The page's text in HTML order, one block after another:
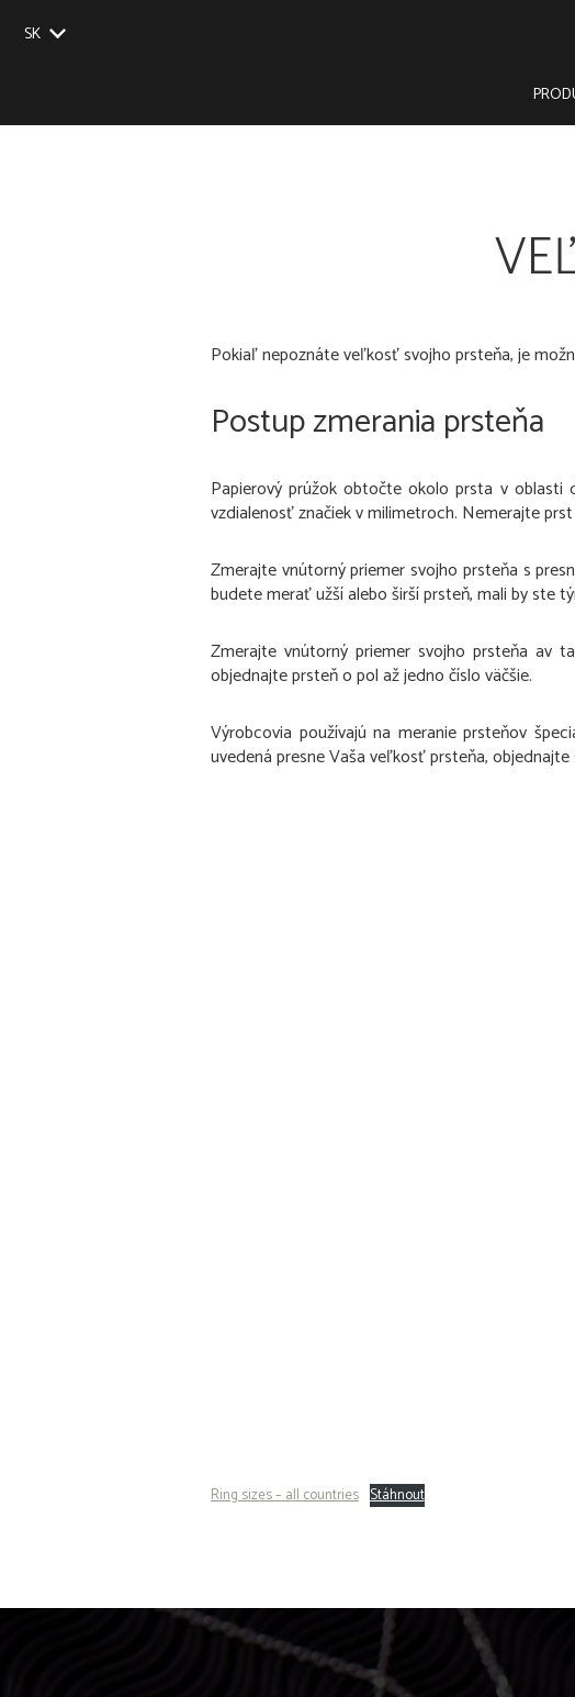
SK
CZ
Pokiaľ nepoznáte veľkosť svojho prsteňa, je
Postup zmerania prsteňa
Papierový prúžok obtočte okolo prsta v oblasti
vzdialenosť značiek v milimetroch. Nemerajte
Zmerajte vnútorný priemer svojho prsteňa s
budete merať užší alebo širší prsteň, mali by ste
Zmerajte vnútorný priemer svojho prsteňa av
objednajte prsteň o pol až jedno číslo väčšie.
Výrobcovia používajú na meranie prsteňov
uvedená presne Vaša veľkosť prsteňa,
Ring sizes – all countries Stáhnout